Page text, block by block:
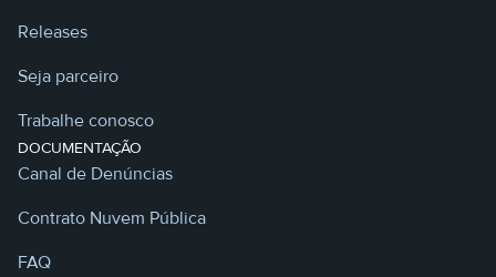
Releases
Seja parceiro
Trabalhe conosco
DOCUMENTAÇÃO
Canal de Denúncias
Contrato Nuvem Pública
FAQ